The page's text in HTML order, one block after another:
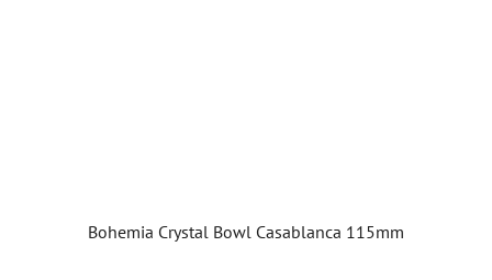
Bohemia Crystal Bowl Casablanca 115mm